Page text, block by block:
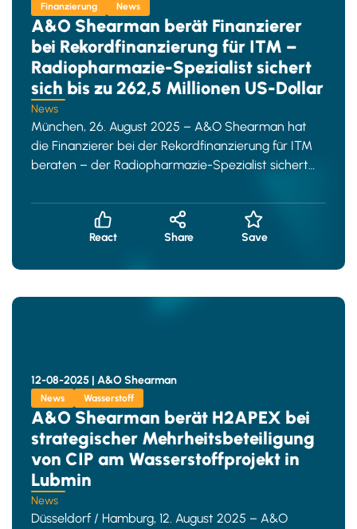
Finanzierung News
A&O Shearman berät Finanzierer
bei Rekordfinanzierung für ITM –
Radiopharmazie-Spezialist sichert
sich bis zu 262,5 Millionen US-Dollar
News
München, 26. August 2025 – A&O Shearman hat
die Finanzierer bei der Rekordfinanzierung für ITM
beraten – der Radiopharmazie-Spezialist sichert
React Share Save
12-08-2025 | A&O Shearman
News Wasserstoff
A&O Shearman berät H2APEX bei
strategischer Mehrheitsbeteiligung
von CIP am Wasserstoffprojekt in
Lubmin
News
Düsseldorf / Hamburg, 12. August 2025 – A&O